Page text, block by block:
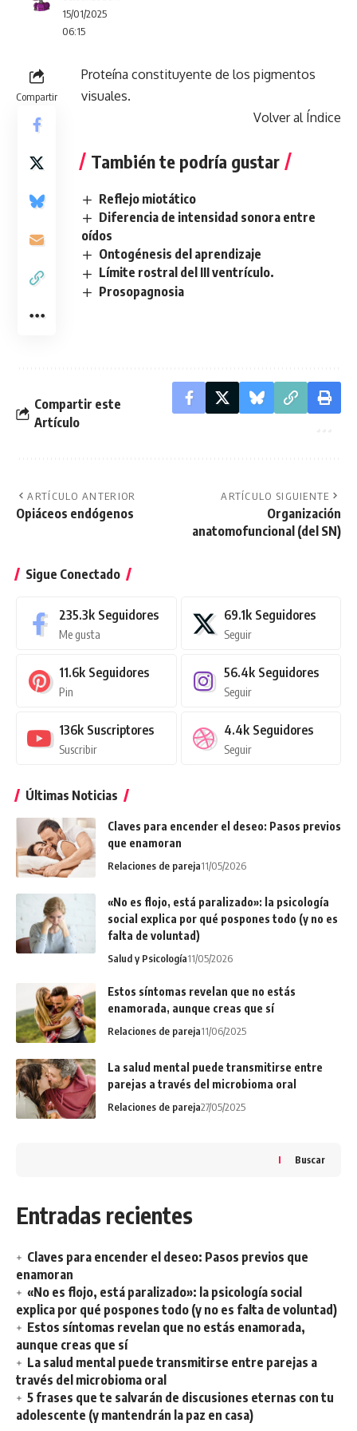
15/01/2025
06:15
Compartir
Proteína constituyente de los pigmentos
visuales.
Volver al Índice
También te podría gustar
Reflejo miotático
Diferencia de intensidad sonora entre
oídos
Ontogénesis del aprendizaje
Límite rostral del III ventrículo.
Prosopagnosia
Compartir este
Artículo
ARTÍCULO ANTERIOR
Opiáceos endógenos
ARTÍCULO SIGUIENTE
Organización
anatomofuncional (del SN)
Sigue Conectado
235.3k Seguidores
Me gusta
69.1k Seguidores
Seguir
11.6k Seguidores
Pin
56.4k Seguidores
Seguir
136k Suscriptores
Suscribir
4.4k Seguidores
Seguir
Últimas Noticias
Claves para encender el deseo: Pasos previos
que enamoran
Relaciones de pareja11/05/2026
«No es flojo, está paralizado»: la psicología
social explica por qué pospones todo (y no es
falta de voluntad)
Salud y Psicología11/05/2026
Estos síntomas revelan que no estás
enamorada, aunque creas que sí
Relaciones de pareja11/06/2025
La salud mental puede transmitirse entre
parejas a través del microbioma oral
Relaciones de pareja27/05/2025
Buscar
Entradas recientes
Claves para encender el deseo: Pasos previos que
enamoran
«No es flojo, está paralizado»: la psicología social
explica por qué pospones todo (y no es falta de voluntad)
Estos síntomas revelan que no estás enamorada,
aunque creas que sí
La salud mental puede transmitirse entre parejas a
través del microbioma oral
5 frases que te salvarán de discusiones eternas con tu
adolescente (y mantendrán la paz en casa)